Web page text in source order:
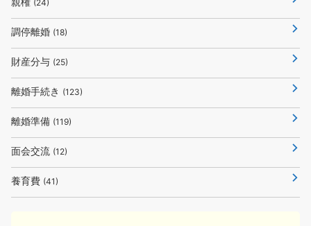
(24)
調停離婚 (18)
財産分与 (25)
離婚手続き (123)
離婚準備 (119)
面会交流 (12)
養育費 (41)